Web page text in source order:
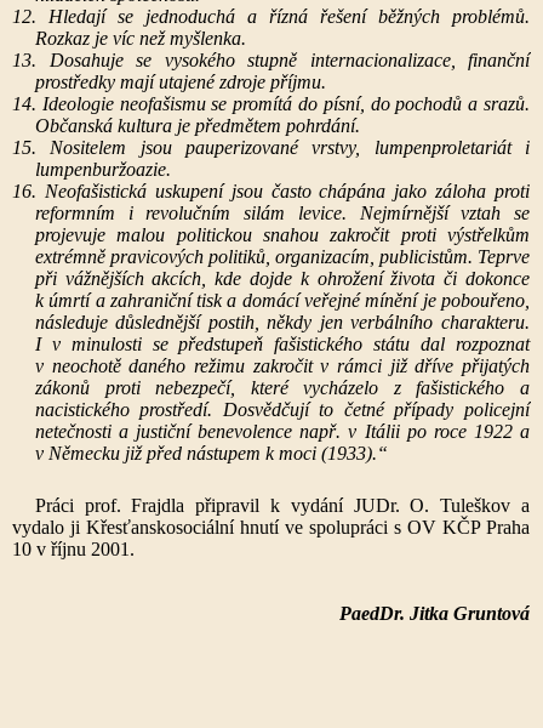
12. Hledají se jednoduchá a řízná řešení běžných problémů.
Rozkaz je víc než myšlenka.
13. Dosahuje se vysokého stupně internacionalizace, finanční
prostředky mají utajené zdroje příjmu.
14. Ideologie neofašismu se promítá do písní, do pochodů a srazů.
Občanská kultura je předmětem pohrdání.
15. Nositelem jsou pauperizované vrstvy, lumpenproletariát i
lumpenburžoazie.
16. Neofašistická uskupení jsou často chápána jako záloha proti
reformním i revolučním silám levice. Nejmírnější vztah se
projevuje malou politickou snahou zakročit proti výstřelkům
extrémně pravicových politiků, organizacím, publicistům. Teprve
při vážnějších akcích, kde dojde k ohrožení života či dokonce
k úmrtí a zahraniční tisk a domácí veřejné mínění je pobouřeno,
následuje důslednější postih, někdy jen verbálního charakteru.
I v minulosti se předstupeň fašistického státu dal rozpoznat
v neochotě daného režimu zakročit v rámci již dříve přijatých
zákonů proti nebezpečí, které vycházelo z fašistického a
nacistického prostředí. Dosvědčují to četné případy policejní
netečnosti a justiční benevolence např. v Itálii po roce 1922 a
v Německu již před nástupem k moci (1933).“
Práci prof. Frajdla připravil k vydání JUDr. O. Tuleškov a
vydalo ji Křesťanskosociální hnutí ve spolupráci s OV KČP Praha
10 v říjnu 2001.
PaedDr. Jitka Gruntová